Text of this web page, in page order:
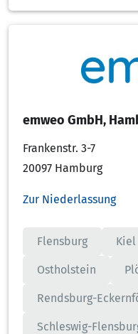
emweo GmbH,
Frankenstr. 3-7
20097 Hamburg
Zur Niederlassung
Flensburg Kiel
Ostholstein
Rendsburg-
Schleswig-